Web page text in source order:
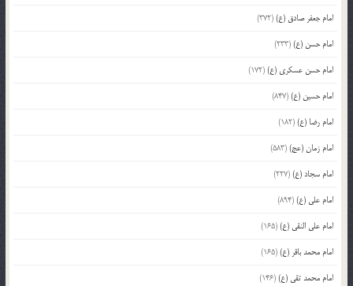
امام جعفر صادق (ع)(372)
امام حسن (ع)(233)
امام حسن عسکری (ع)(172)
امام حسین (ع)(847)
امام رضا (ع)(182)
امام زمان (عج)(583)
امام سجاد (ع)(227)
امام علی (ع)(894)
امام علی النقی (ع)(165)
امام محمد باقر (ع)(165)
امام محمد تقی (ع)(146)